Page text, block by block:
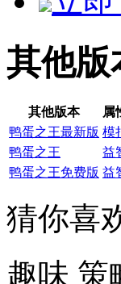
其他版
其他版本 属
鸭蛋之王最新版 模
鸭蛋之王
益
鸭蛋之王免费版 益
猜你喜
趣味 策